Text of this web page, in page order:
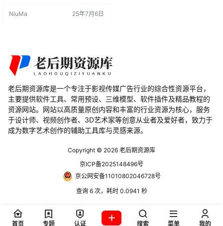
der插件主要特点 1. 一键操作 AutoU
NiuMa 25年7月6日
老后期资源库是一个专注于影视传媒广告行业的综合性资源平台，
主要提供软件工具、常用预设、三维模型、软件插件及精品教程的
资源网站。网站以高质量原创内容和丰富的行业资源为核心，服务
于设计师、视频创作者、3D艺术家等创意从业者及爱好者，致力于
成为数字艺术创作的辅助工具库与灵感来源。
Copyright © 2026 老后期资源库
京ICP备2025148496号
京公网安备11010802046728号
查询 6 次，耗时 0.0941 秒
首页 专题 认证 搜索 菜单 我的